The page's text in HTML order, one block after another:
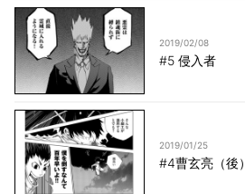
2019/02/08
#5 侵入者
2019/01/25
#4曹玄亮（後）